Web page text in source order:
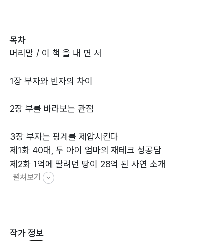
로 자신의 가치를 항상 존귀하게
여기는 사람이 있다. 이런 사람은 언젠가는 자신의 참 가
사람이다. 이런 사람의 삶에서는 향기가 난다. 항상 자존
사람의 가슴속에는 희망이 사라지는 법이 없지만, 자존심
은 늘 어둠이 자신을 파괴하고 만다. 성실은 습관인 것과
마찬가지로 행복도 습관이고 부
자도 습관이다.
제14화 기사식당 50억 자산가 된 사연 중에서
선지자, 예언자, 모세, 예레미아, 예수라고 부른다. 사무엘
목차
머리말 / 이 책 을 내 면 서
1장 부자와 빈자의 차이
2장 부를 바라보는 관점
3장 부자는 핑계를 제압시킨다
제1화 40대, 두 아이 엄마의 재테크 성공담
제2화 1억에 팔려던 땅이 28억 된 사연 소개
제3화 종자돈 2천만 원 만들기 위해 10년이 걸렸다
제7화 평택 땅 투자 대박 난 사연
펼쳐보기
작가 정보